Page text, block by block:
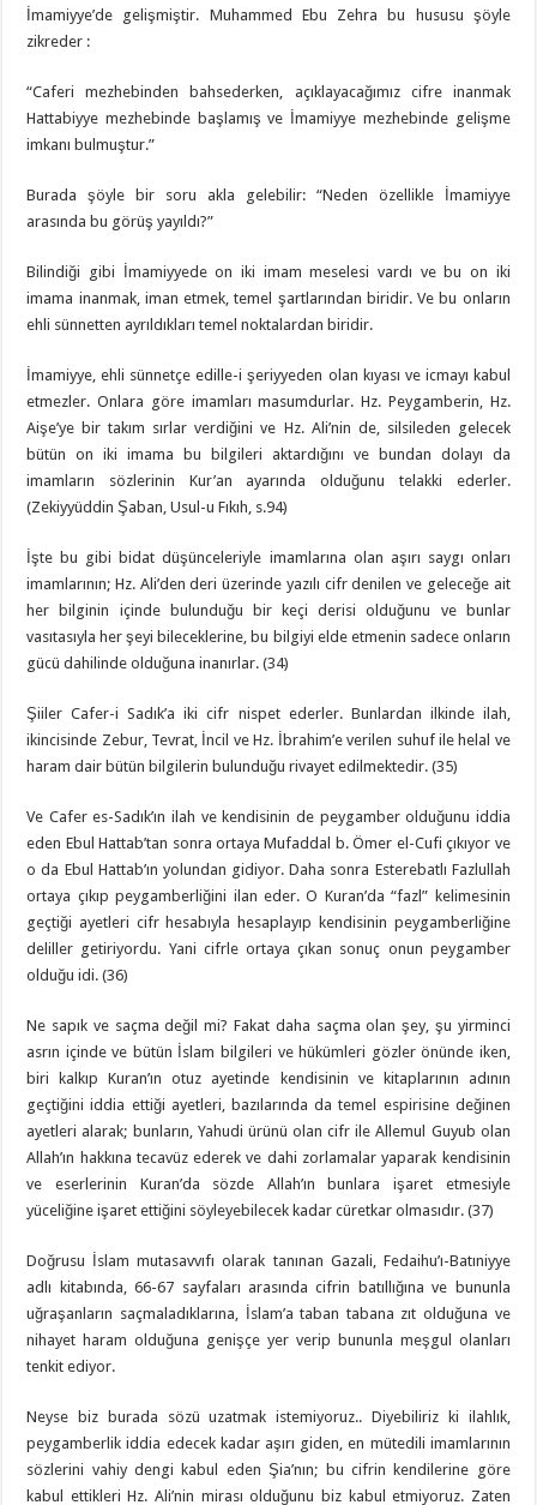
İmamiyye’de gelişmiştir. Muhammed Ebu Zehra bu hususu şöyle
zikreder :
“Caferi mezhebinden bahsederken, açıklayacağımız cifre inanmak
Hattabiyye mezhebinde başlamış ve İmamiyye mezhebinde gelişme
imkanı bulmuştur.”
Burada şöyle bir soru akla gelebilir: “Neden özellikle İmamiyye
arasında bu görüş yayıldı?”
Bilindiği gibi İmamiyyede on iki imam meselesi vardı ve bu on iki
imama inanmak, iman etmek, temel şartlarından biridir. Ve bu onların
ehli sünnetten ayrıldıkları temel noktalardan biridir.
İmamiyye, ehli sünnetçe edille-i şeriyyeden olan kıyası ve icmayı kabul
etmezler. Onlara göre imamları masumdurlar. Hz. Peygamberin, Hz.
Aişe’ye bir takım sırlar verdiğini ve Hz. Ali’nin de, silsileden gelecek
bütün on iki imama bu bilgileri aktardığını ve bundan dolayı da
imamların sözlerinin Kur’an ayarında olduğunu telakki ederler.
(Zekiyyüddin Şaban, Usul-u Fıkıh, s.94)
İşte bu gibi bidat düşünceleriyle imamlarına olan aşırı saygı onları
imamlarının; Hz. Ali’den deri üzerinde yazılı cifr denilen ve geleceğe ait
her bilginin içinde bulunduğu bir keçi derisi olduğunu ve bunlar
vasıtasıyla her şeyi bileceklerine, bu bilgiyi elde etmenin sadece onların
gücü dahilinde olduğuna inanırlar. (34)
Şiiler Cafer-i Sadık’a iki cifr nispet ederler. Bunlardan ilkinde ilah,
ikincisinde Zebur, Tevrat, İncil ve Hz. İbrahim’e verilen suhuf ile helal ve
haram dair bütün bilgilerin bulunduğu rivayet edilmektedir. (35)
Ve Cafer es-Sadık’ın ilah ve kendisinin de peygamber olduğunu iddia
eden Ebul Hattab’tan sonra ortaya Mufaddal b. Ömer el-Cufi çıkıyor ve
o da Ebul Hattab’ın yolundan gidiyor. Daha sonra Esterebatlı Fazlullah
ortaya çıkıp peygamberliğini ilan eder. O Kuran’da “fazl” kelimesinin
geçtiği ayetleri cifr hesabıyla hesaplayıp kendisinin peygamberliğine
deliller getiriyordu. Yani cifrle ortaya çıkan sonuç onun peygamber
olduğu idi. (36)
Ne sapık ve saçma değil mi? Fakat daha saçma olan şey, şu yirminci
asrın içinde ve bütün İslam bilgileri ve hükümleri gözler önünde iken,
biri kalkıp Kuran’ın otuz ayetinde kendisinin ve kitaplarının adının
geçtiğini iddia ettiği ayetleri, bazılarında da temel espirisine değinen
ayetleri alarak; bunların, Yahudi ürünü olan cifr ile Allemul Guyub olan
Allah’ın hakkına tecavüz ederek ve dahi zorlamalar yaparak kendisinin
ve eserlerinin Kuran’da sözde Allah’ın bunlara işaret etmesiyle
yüceliğine işaret ettiğini söyleyebilecek kadar cüretkar olmasıdır. (37)
Doğrusu İslam mutasavvıfı olarak tanınan Gazali, Fedaihu’ı-Batıniyye
adlı kitabında, 66-67 sayfaları arasında cifrin batıllığına ve bununla
uğraşanların saçmaladıklarına, İslam’a taban tabana zıt olduğuna ve
nihayet haram olduğuna genişçe yer verip bununla meşgul olanları
tenkit ediyor.
Neyse biz burada sözü uzatmak istemiyoruz.. Diyebiliriz ki ilahlık,
peygamberlik iddia edecek kadar aşırı giden, en mütedili imamlarının
sözlerini vahiy dengi kabul eden Şia’nın; bu cifrin kendilerine göre
kabul ettikleri Hz. Ali’nin mirası olduğunu biz kabul etmiyoruz. Zaten